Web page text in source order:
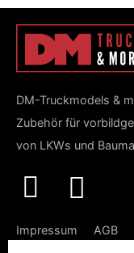
DM-Truckmodels &
Zubehör für
von LKWs und
Impressum AGB